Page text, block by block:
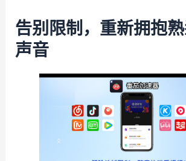
告别限制，重新拥抱
声音